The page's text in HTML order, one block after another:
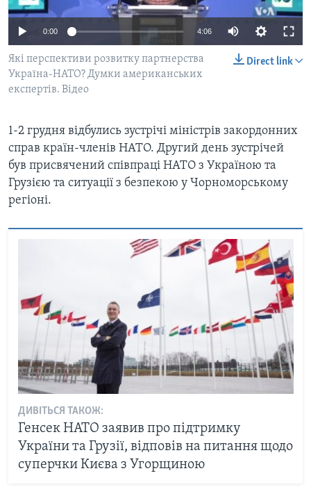
СУСПІЛЬСТВО
ЕКОНОМІКА
ІСТОРІЇ УСПІХУ УКРАЇНЦІВ
ТЕЛЕПРОГРАМИ
БРИФІНГ ГОЛОСУ АМЕРИКИ
ВІКНО В АМЕРИКУ
ПРАЙМ-ТАЙМ
ПОГЛЯД З ВАШИНГТОНА
ENGLISH
Learning English
МИ В СОЦМЕРЕЖАХ
Мови
0:00 4:06
Direct link
Які перспективи розвитку партнерства
Україна-НАТО? Думки американських
експертів. Відео
1-2 грудня відбулись зустрічі міністрів закордонних
справ країн-членів НАТО. Другий день зустрічей
був присвячений співпраці НАТО з Україною та
Грузією та ситуації з безпекою у Чорноморському
регіоні.
ДИВІТЬСЯ ТАКОЖ:
Генсек НАТО заявив про підтримку
України та Грузії, відповів на питання щодо
суперчки Києва з Угорщиною